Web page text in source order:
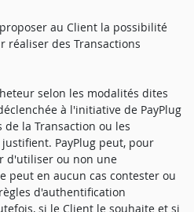
au Client la possibilité
réaliser des Transactions
selon les modalités dites
à l'initiative de PayPlug
la Transaction ou les
PayPlug peut, pour
d'utiliser ou non une
peut en aucun cas contester ou
d'authentification
si le Client le souhaite et si